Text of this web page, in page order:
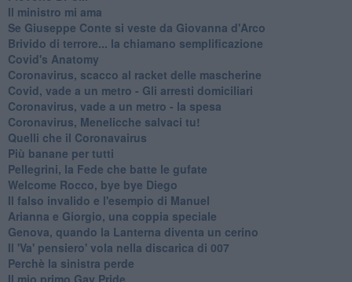
Il ministro mi ama
Se Giuseppe Conte si veste da Giovanna d'Arco
Brivido di terrore... la chiamano semplificazione
Covid's Anatomy
Coronavirus, scacco al racket delle mascherine
Covid, vade a un metro - Gli arresti domiciliari
Coronavirus, vade a un metro - la spesa
Coronavirus, Menelicche salvaci tu!
Quelli che il Coronavairus
Più banane per tutti
Pellegrini, la Fede che batte le gufate
Welcome Rocco, bye bye Diego
Il falso invalido e l'esempio di Manuel
Arianna e Giorgio, una coppia speciale
Genova, quando la Lanterna diventa un cerino
Il 'Va' pensiero' vola nella discarica di 007
Perchè la sinistra perde
Il mio primo Gay Pride